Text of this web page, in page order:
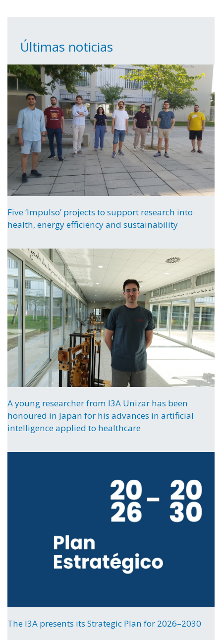
Últimas noticias
Five ‘Impulso’ projects to support research into
health, energy efficiency and sustainability
A young researcher from I3A Unizar has been
honoured in Japan for his advances in artificial
intelligence applied to healthcare
The I3A presents its Strategic Plan for 2026–2030